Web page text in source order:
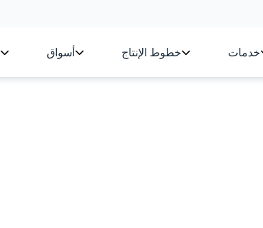
أسواق خطوط الإنتاج خدمات